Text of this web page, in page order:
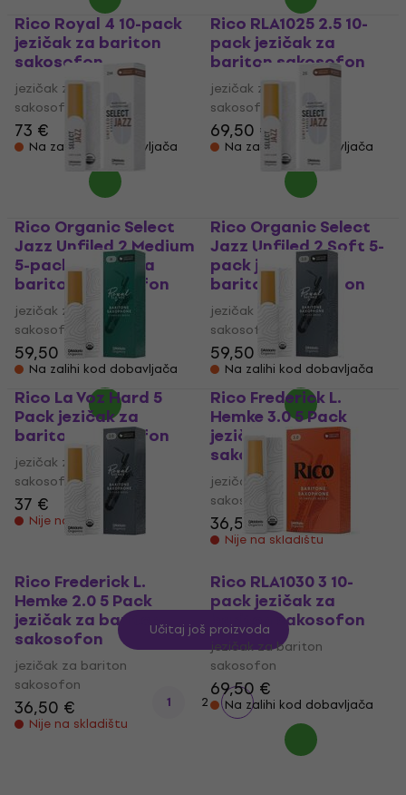
Rico Royal 4 10-pack
jezičak za bariton
sakosofon
jezičak za bariton
sakosofon
73 €
Na zalihi kod dobavljača
Rico RLA1025 2.5 10-
pack jezičak za
bariton sakosofon
jezičak za bariton
sakosofon
69,50 €
Na zalihi kod dobavljača
Rico Organic Select
Jazz Unfiled 2 Medium
5-pack jezičak za
bariton sakosofon
jezičak za bariton
sakosofon
59,50 €
Na zalihi kod dobavljača
Rico Organic Select
Jazz Unfiled 2 Soft 5-
pack jezičak za
bariton sakosofon
jezičak za bariton
sakosofon
59,50 €
Na zalihi kod dobavljača
Rico La Voz Hard 5
Pack jezičak za
bariton sakosofon
jezičak za bariton
sakosofon
37 €
Nije na skladištu
Rico Frederick L.
Hemke 3.0 5 Pack
jezičak za bariton
sakosofon
jezičak za bariton
sakosofon
36,50 €
Nije na skladištu
Rico Frederick L.
Hemke 2.0 5 Pack
jezičak za bariton
sakosofon
jezičak za bariton
sakosofon
36,50 €
Nije na skladištu
Rico RLA1030 3 10-
pack jezičak za
bariton sakosofon
jezičak za bariton
sakosofon
69,50 €
Na zalihi kod dobavljača
Učitaj još proizvoda
1 2